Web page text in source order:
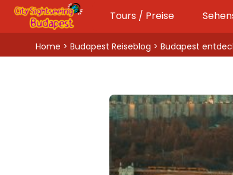
Tours / Preise
Home > Budapest Reiseblog > Budapest